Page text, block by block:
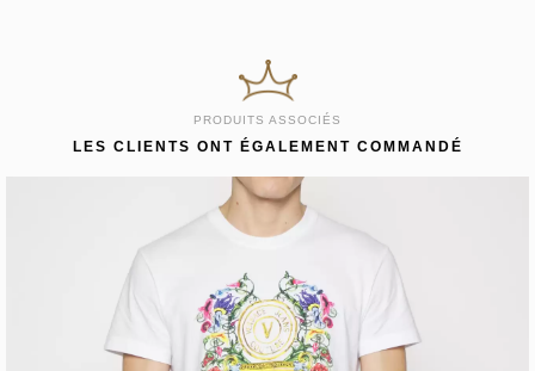
PRODUITS ASSOCIÉS
LES CLIENTS ONT ÉGALEMENT COMMANDÉ
VERSACE JEAN’S
T-SHIRT VERSACE